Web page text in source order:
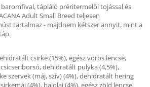
baromfival, tápláló préritermelői tojással és
Adult Small Breed teljesen
tartalmaz - majdnem kétszer annyit, mint a
csirke (15%), egész vörös lencse,
dehidratált pulyka (4,5%),
szervek (máj, szív) (4%), dehidratált hering
(4%), halolaj (4%), egész zöld lencse,